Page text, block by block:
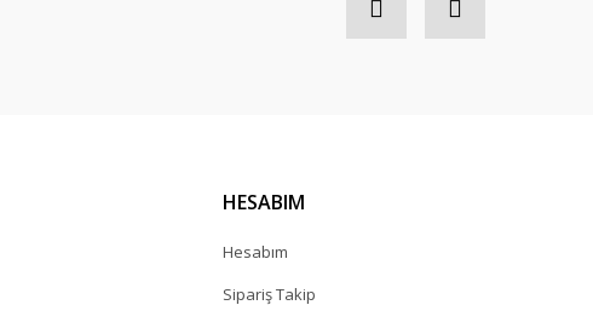
HESABIM
Hesabım
Sipariş Takip